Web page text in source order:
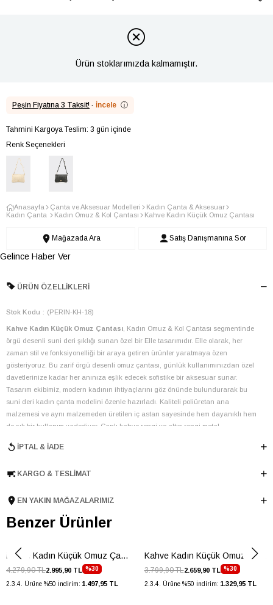
Ürün stoklarımızda kalmamıştır.
Peşin Fiyatına 3 Taksit! · İncele ⓘ
Tahmini Kargoya Teslim: 3 gün içinde
Renk Seçenekleri
Anasayfa Çanta ve Aksesuar Modelleri
Kadın Çanta & Aksesuar
Kadın Çanta
Kadın Omuz & Kol Çantası Kahve Kadın Küçük Omuz Çantası
Mağazada Ara Satış Danışmanına Sor
Gelince Haber Ver
ÜRÜN ÖZELLIKLERI
Stok Kodu (PERIN-KH-18)
Kahve Kadın Küçük Omuz Çantası , Kadın Omuz & Kol Çantası segmentinde
örgü desenli suni deri şıklığı sunan özel bir Elle tasarımıdır. Elle olarak, her
zaman stil ve fonksiyonelliği bir araya getiren ürünler yaratmaya özen
gösteriyoruz. Bu zarif örgü desenli omuz çantası, günlük kullanımınızdan özel
davetlerinize kadar her anınıza eşlik edecek sofistike bir aksesuar sunar.
Tasarım ekibimiz, modern kadının ihtiyaçlarını göz önünde bulundurarak bu
suni deri kadın çanta modelini özenle hazırladı. Kaliteli poliüretan ana
malzemesi ve aynı malzemeden üretilen iç astarı sayesinde hem dayanıklı hem
de şık bir kullanım vadediyor. Canlı kahve rengi ve altın rengi metal
logosu Elle imzasını taşıyor. Ayarlanabilir omuz askısı sayesinde
Bu fermuarlı küçük çanta, 30 cm eni, 12 cm boyu ve 11 cm derinliği ile kişisel
bölmesi ve fermuarsız iç cebi, eşyalarınıza kolay erişim sağlarken güvenliği de
malzeme seçimi ve işçilik anlayışını yansıtır.
Jean ve basic tişört kombinlerinize sofistike bir dokunuş
katın.
Ofis Stili:Klasik bir elbise veya takım elbiseyle profesyonel
görünümünüzü tamamlayın.
İPTAL & İADE
KARGO & TESLIMAT
EN YAKIN MAĞAZALARIMIZ
Benzer Ürünler
Kahve Kadın Küçük Omuz Çantası
%30
2.995,90 TL
4.279,90 TL
2.3.4. Ürüne %50 İndirim: 1.497,95 TL
%30
2.659,90 TL
3.799,90 TL
2.3.4. Ürüne %50 İndirim: 1.329,95 TL